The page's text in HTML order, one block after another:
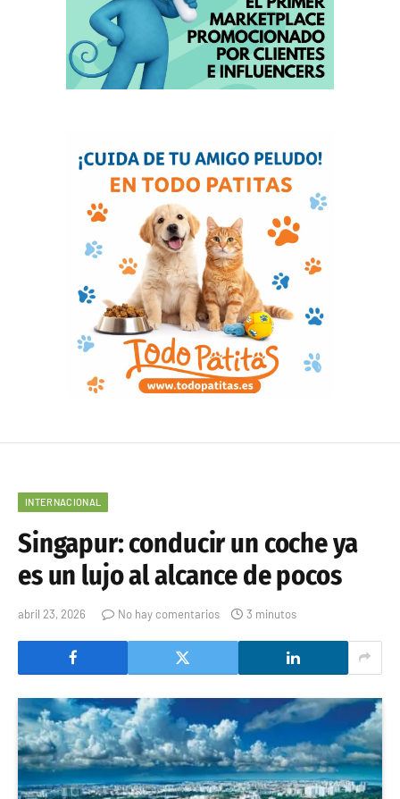
INTERNACIONAL
Singapur: conducir un coche ya
es un lujo al alcance de pocos
abril 23, 2026 No hay comentarios 3 minutos